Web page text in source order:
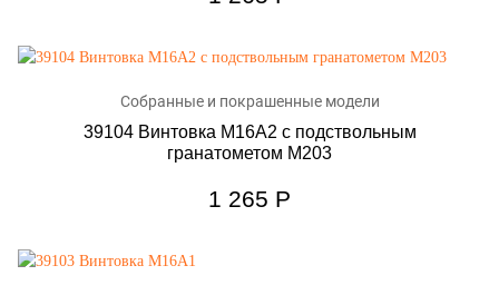
Собранные и покрашенные модели
39104 Винтовка M16A2 с подствольным
гранатометом M203
1 265 Р